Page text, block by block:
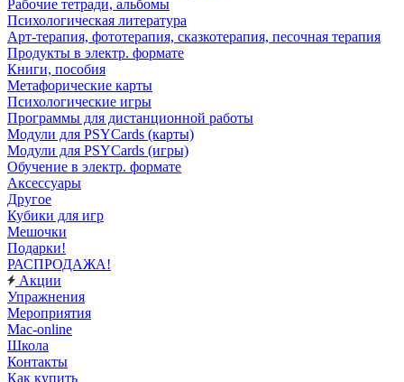
Рабочие тетради, альбомы
Психологическая литература
Арт-терапия, фототерапия, сказкотерапия, песочная терапия
Продукты в электр. формате
Книги, пособия
Метафорические карты
Психологические игры
Программы для дистанционной работы
Модули для PSYCards (карты)
Модули для PSYCards (игры)
Обучение в электр. формате
Аксессуары
Другое
Кубики для игр
Мешочки
Подарки!
РАСПРОДАЖА!
Акции
Упражнения
Мероприятия
Mac-online
Школа
Контакты
Как купить